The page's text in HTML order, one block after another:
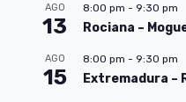
AGO
13
8:00 pm - 9:30 pm
Rociana –
AGO
15
8:00 pm - 9:30 pm
Extremadura –